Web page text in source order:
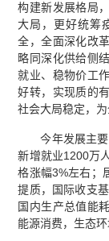
构建新发展格局
大局，更好统筹
全，全面深化改
略同深化供给侧
就业、稳物价工
好转，实现质的
社会大局稳定，
今年发展主
新增就业1200万
格涨幅3%左右；
提质，国际收支
国内生产总值能
能源消费，生态环